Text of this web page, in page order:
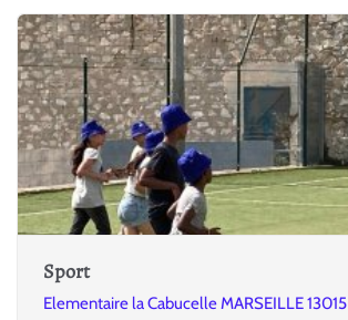
Sport
Elementaire la Cabucelle MARSEILLE 13015